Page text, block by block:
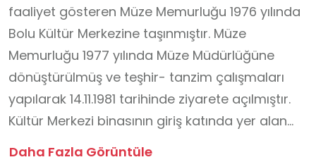
faaliyet gösteren Müze Memurluğu 1976 yılında
Bolu Kültür Merkezine taşınmıştır. Müze
Memurluğu 1977 yılında Müze Müdürlüğüne
dönüştürülmüş ve teşhir- tanzim çalışmaları
yapılarak 14.11.1981 tarihinde ziyarete açılmıştır.
Kültür Merkezi binasının giriş katında yer alan
Müze; arkeoloji salonu ve etnografya salonu
Daha Fazla Görüntüle